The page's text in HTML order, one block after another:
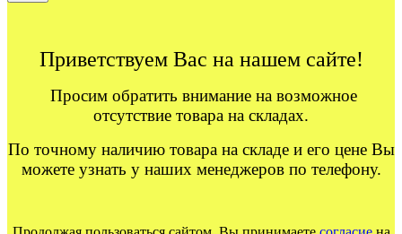
Приветствуем Вас на нашем сайте!
Просим обратить внимание на возможное
отсутствие товара на складах.
По точному наличию товара на складе и его цене Вы
можете узнать у наших менеджеров по телефону.